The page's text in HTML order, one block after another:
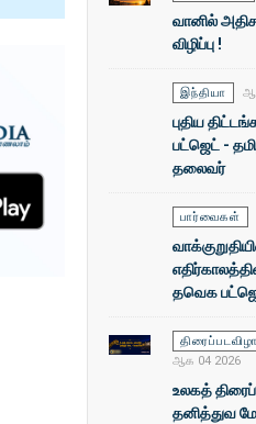
வானில்
விழிப்பு !
இந்தியா
புதிய
பட்ஜெட் -
தலைவர்
பார்வைகள்
தவெக
ஆக 04 2026
உலகத்
தனித்துவ